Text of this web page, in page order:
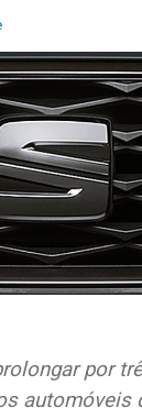
por
automóveis